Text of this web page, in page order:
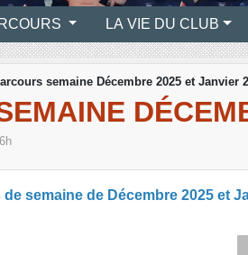
LA VIE DU CLUB
semaine Décembre 2025 et Janvier
semaine de Décembre 2025 et